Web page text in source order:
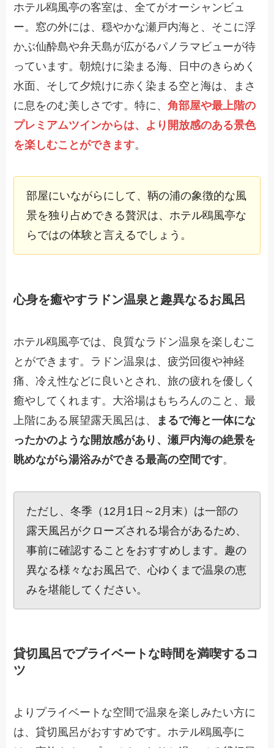
ホテル鴎風亭の客室は、全てがオーシャンビュ
ー。窓の外には、穏やかな瀬戸内海と、そこに浮
かぶ仙酔島や弁天島が広がるパノラマビューが待
っています。朝焼けに染まる海、日中のきらめく
水面、そして夕焼けに赤く染まる空と海は、まさ
に息をのむ美しさです。特に、角部屋や最上階の
プレミアムツインからは、より開放感のある景色
を楽しむことができます。
部屋にいながらにして、鞆の浦の象徴的な風
景を独り占めできる贅沢は、ホテル鴎風亭な
らではの体験と言えるでしょう。
心身を癒やすラドン温泉と趣異なるお風呂
ホテル鴎風亭では、良質なラドン温泉を楽しむこ
とができます。ラドン温泉は、疲労回復や神経
痛、冷え性などに良いとされ、旅の疲れを優しく
癒やしてくれます。大浴場はもちろんのこと、最
上階にある展望露天風呂は、
まるで海と一体にな
ったかのような開放感があり、瀬戸内海の絶景を
眺めながら湯浴みができる最高の空間です。
ただし、冬季（12月1日～2月末）は一部の
露天風呂がクローズされる場合があるため、
事前に確認することをおすすめします。趣の
異なる様々なお風呂で、心ゆくまで温泉の恵
みを堪能してください。
貸切風呂でプライベートな時間を満喫するコ
ツ
よりプライベートな空間で温泉を楽しみたい方に
は、貸切風呂がおすすめです。ホテル鴎風亭に